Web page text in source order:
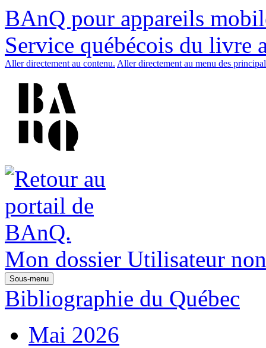
BAnQ pour appareils
Service québécois du livre
Aller directement au contenu. Aller directement au menu des
Mon dossier Utilisateur
Sous-menu
Bibliographie du Québec
Mai 2026